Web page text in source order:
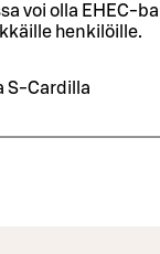
voi olla EHEC-
henkilöille.
S-Cardilla